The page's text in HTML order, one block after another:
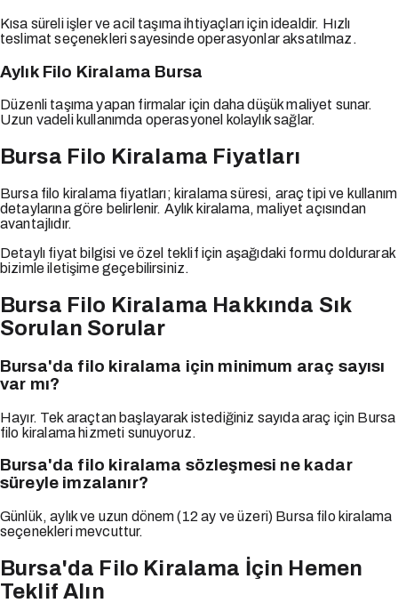
Kısa süreli işler ve acil taşıma ihtiyaçları için idealdir. Hızlı
teslimat seçenekleri sayesinde operasyonlar aksatılmaz.
Aylık Filo Kiralama Bursa
Düzenli taşıma yapan firmalar için daha düşük maliyet sunar.
Uzun vadeli kullanımda operasyonel kolaylık sağlar.
Bursa Filo Kiralama Fiyatları
Bursa filo kiralama fiyatları; kiralama süresi, araç tipi ve kullanım
detaylarına göre belirlenir. Aylık kiralama, maliyet açısından
avantajlıdır.
Detaylı fiyat bilgisi ve özel teklif için aşağıdaki formu doldurarak
bizimle iletişime geçebilirsiniz.
Bursa Filo Kiralama Hakkında Sık
Sorulan Sorular
Bursa'da filo kiralama için minimum araç sayısı
var mı?
Hayır. Tek araçtan başlayarak istediğiniz sayıda araç için Bursa
filo kiralama hizmeti sunuyoruz.
Bursa'da filo kiralama sözleşmesi ne kadar
süreyle imzalanır?
Günlük, aylık ve uzun dönem (12 ay ve üzeri) Bursa filo kiralama
seçenekleri mevcuttur.
Bursa'da Filo Kiralama İçin Hemen
Teklif Alın